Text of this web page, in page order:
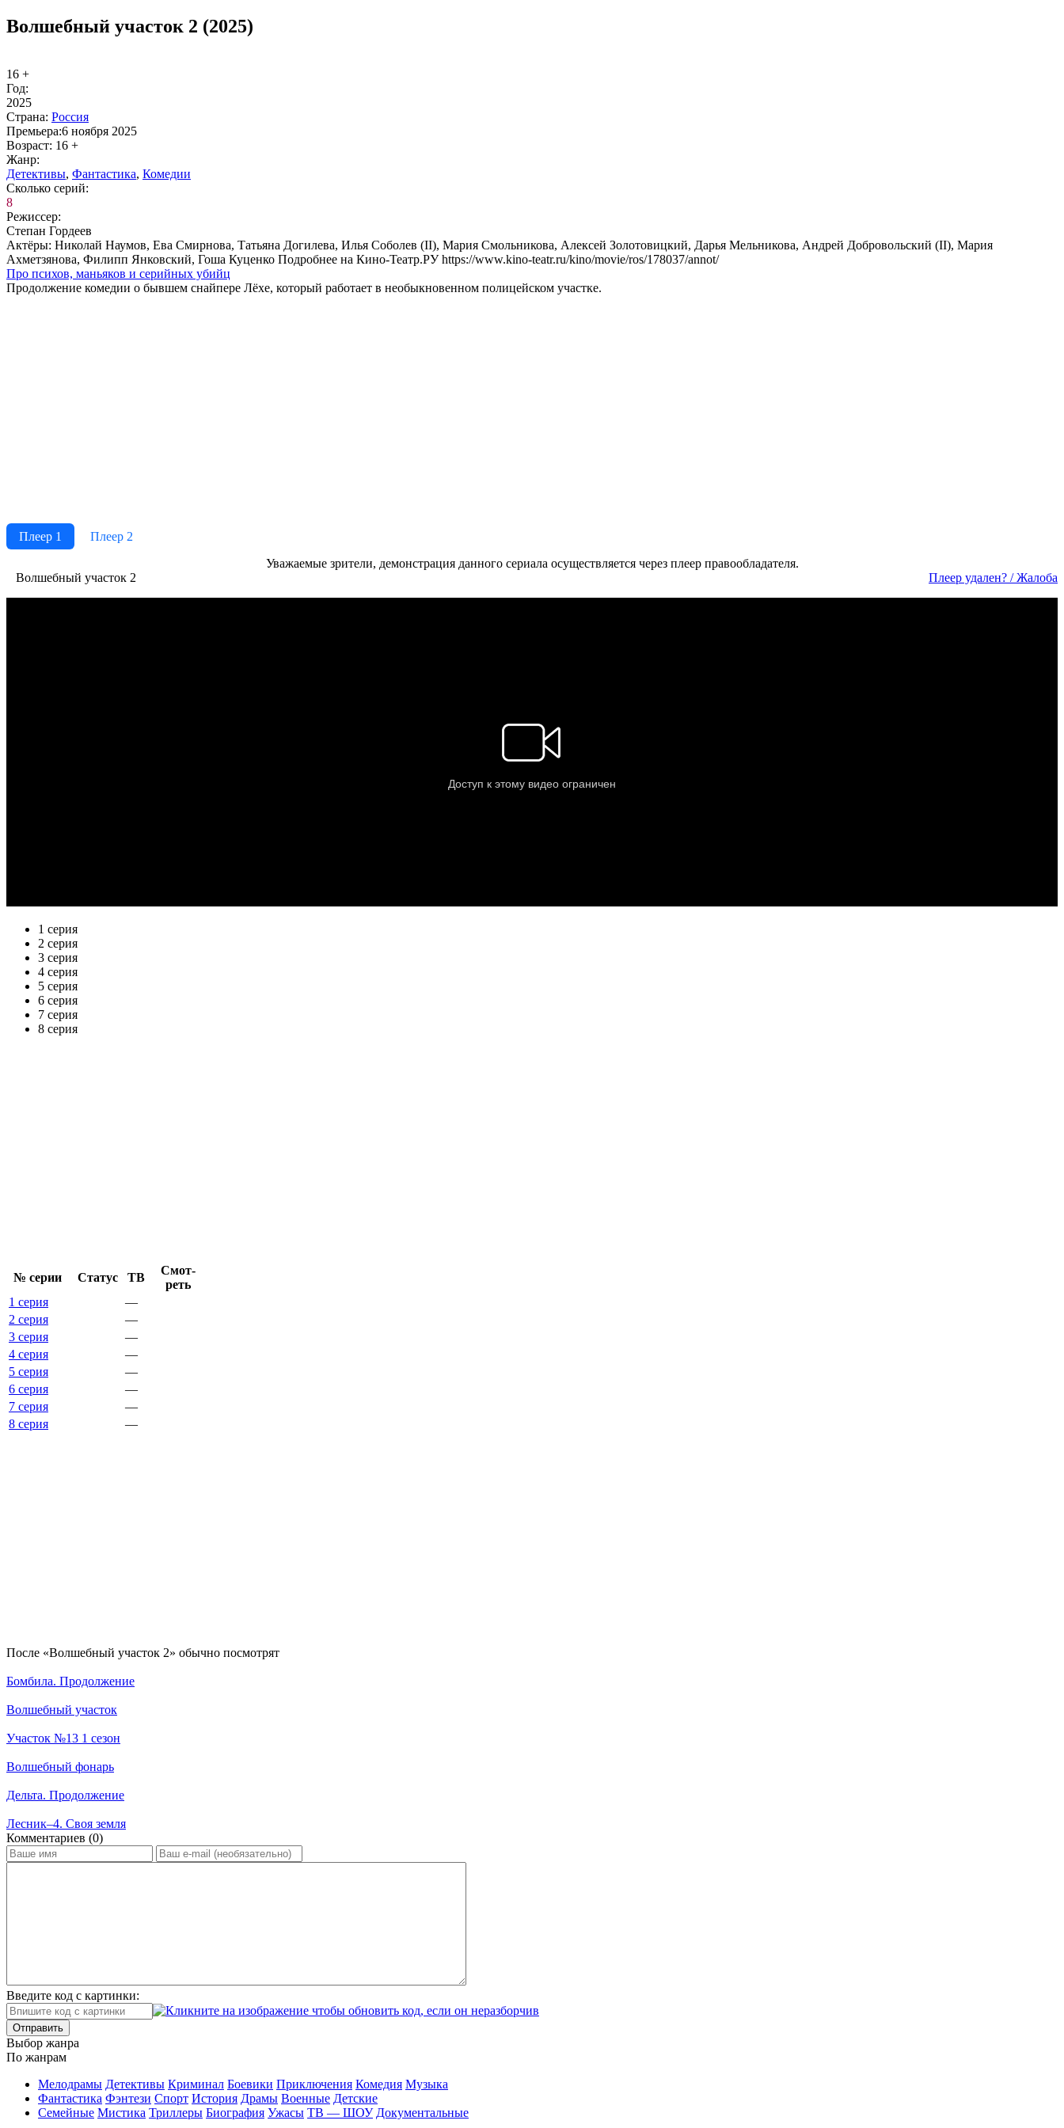
Волшебный участок 2 (2025)
16 +
Год:
2025
Стра­на: Рос­сия
Пре­мье­ра:6 ноября 2025
Воз­раст: 16 +
Жанр:
Де­тек­ти­вы, Фан­та­сти­ка, Ко­ме­дии
Сколь­ко се­рий:
8
Ре­жис­сер:
Степан Гордеев
Ак­тё­ры: Николай Наумов, Ева Смирнова, Татьяна Догилева, Илья Соболев (II), Мария Смольникова, Алексей Золотовицкий, Дарья Мельникова, Андрей Добровольский (II), Мария
Ахметзянова, Филипп Янковский, Гоша Куценко Подробнее на Кино-Театр.РУ https://www.kino-teatr.ru/kino/movie/ros/178037/annot/
Про пси­хов, мань­я­ков и се­рий­ных убийц
Продолжение комедии о бывшем снайпере Лёхе, который работает в необыкновенном полицейском участке.
Плеер 1
Плеер 2
Ува­жае­мые зри­те­ли, де­мон­ст­ра­ция дан­но­го се­риа­ла осу­ще­ст­в­ля­ет­ся че­рез пле­ер пра­во­об­ла­да­те­ля.
Волшебный участок 2
Пле­ер уда­лен? / Жа­ло­ба
1 серия
2 серия
3 серия
4 серия
5 серия
6 серия
7 серия
8 серия
№ се­рии Ста­тус ТВ
Смот­
реть
1 серия
—
2 серия
—
3 серия
—
4 серия
—
5 серия
—
6 серия
—
7 серия
—
8 серия
—
По­сле «Волшебный участок 2» обыч­но по­смот­рят
Бомбила. Продолжение
Волшебный участок
Участок №13 1 сезон
Волшебный фонарь
Дельта. Продолжение
Лесник–4. Своя земля
Ком­мен­та­ри­ев (0)
Введите код с картинки:
Отправить
Вы­бор жан­ра
По жан­рам
Ме­ло­дра­мы Де­тек­ти­вы Кри­ми­нал Бое­ви­ки При­клю­че­ния Ко­ме­дия Му­зы­ка
Фан­та­сти­ка Фэн­те­зи Спорт Ис­то­рия Дра­мы Во­ен­ные Дет­ские
Се­мей­ные Мис­ти­ка Трил­ле­ры Био­гра­фия Ужа­сы ТВ — ШОУ До­ку­мен­таль­ные